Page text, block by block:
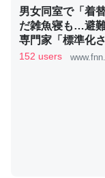
論文では「淡水
利だから両方が
いる鋏角類（カ
ずキチンを強化
─ニュース :: 【研究
男女同室で「着
だ雑魚寝も…避
専門家「標準化
和8年熊本地震｜
152 users